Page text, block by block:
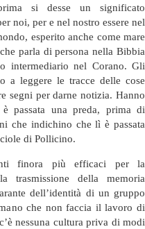
si desse un significato
noi, per e nel nostro essere nel
esperito anche come mare
parla di persona nella Bibbia
intermediario nel Corano. Gli
a leggere le tracce delle cose
segni per darne notizia. Hanno
passata una preda, prima di
che indichino che lì è passata
di Pollicino.
finora più efficaci per la
trasmissione della memoria
dell’identità di un gruppo
che non faccia il lavoro di
nessuna cultura priva di modi